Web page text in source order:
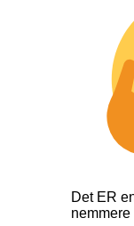
Det ER
nemmere